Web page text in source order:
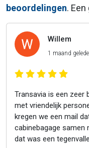
beoordelingen.
Willem
1 maand
Transavia is een zeer
met vriendelijk
kregen we een mail
cabinebagage samen
dat was een